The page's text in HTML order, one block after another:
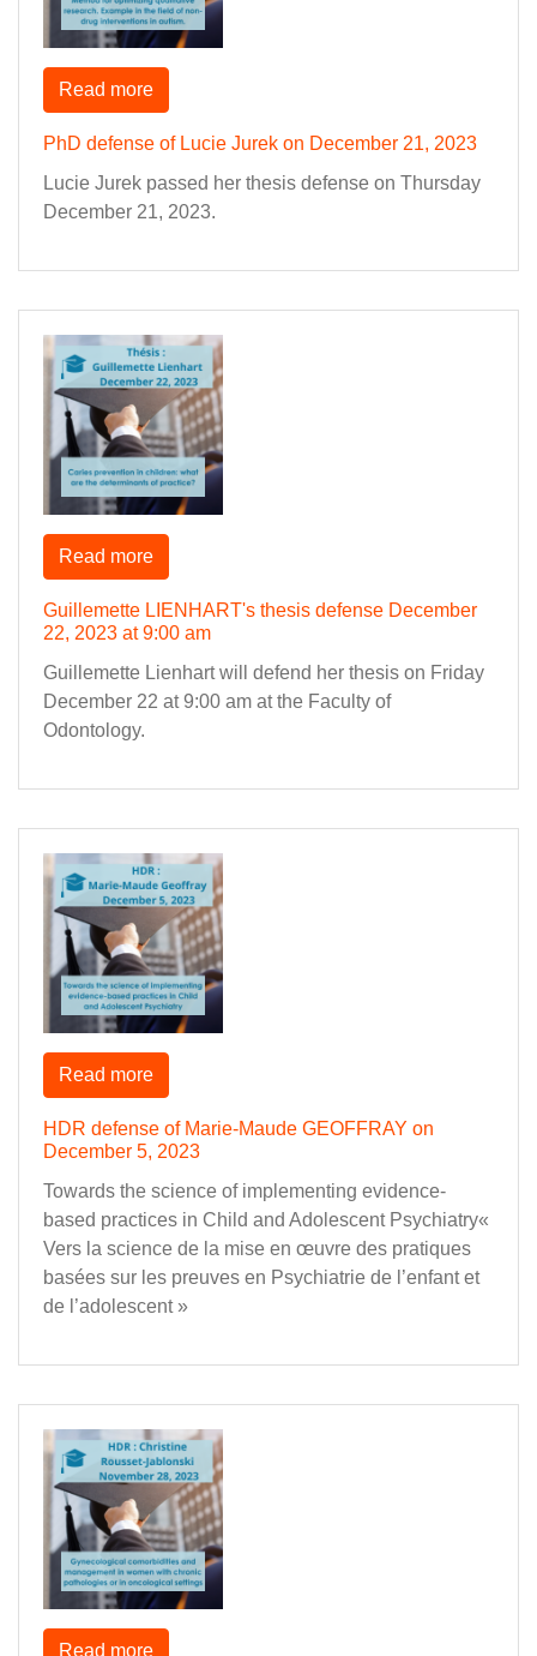
PhD defense of Lucie Jurek on December 21, 2023
Lucie Jurek passed her thesis defense on Thursday
December 21, 2023.
Read more
Guillemette LIENHART's thesis defense December
22, 2023 at 9:00 am
Guillemette Lienhart will defend her thesis on Friday
December 22 at 9:00 am at the Faculty of
Odontology.
Read more
HDR defense of Marie-Maude GEOFFRAY on
December 5, 2023
Towards the science of implementing evidence-
based practices in Child and Adolescent Psychiatry«
Vers la science de la mise en œuvre des pratiques
basées sur les preuves en Psychiatrie de l’enfant et
de l’adolescent »
Read more
Read more